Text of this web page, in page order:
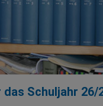
Schuljahr 26/